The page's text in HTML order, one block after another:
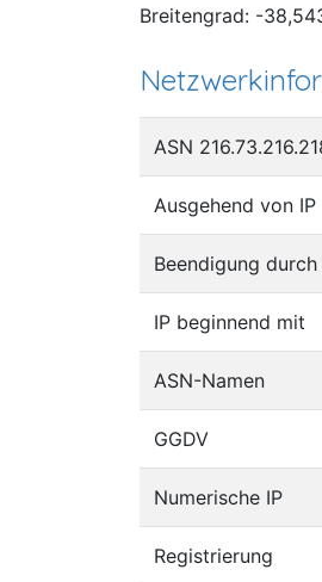
Breitengrad: -
ASN
Ausgehend von IP
Beendigung durch
IP beginnend mit
ASN-Namen
GGDV
Numerische IP
Registrierung